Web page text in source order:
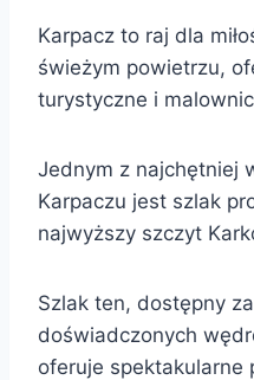
Karpacz to raj dla
świeżym powietrzu,
turystyczne i
Jednym z najchętniej
Karpaczu jest szlak
najwyższy szczyt
Szlak ten, dostępny
doświadczonych
oferuje spektakularne